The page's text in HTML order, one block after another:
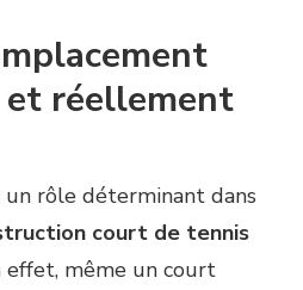
réellement
un rôle déterminant dans
court de tennis
effet, même un court